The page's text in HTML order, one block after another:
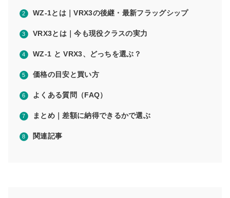
WZ-1とは｜VRX3の後継・最新フラッグシップ
VRX3とは｜今も現役クラスの実力
WZ-1 と VRX3、どっちを選ぶ？
価格の目安と買い方
よくある質問（FAQ）
まとめ｜差額に納得できるかで選ぶ
関連記事